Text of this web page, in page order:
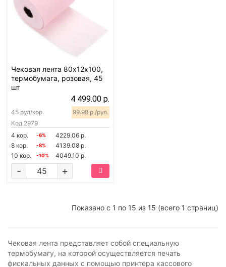
Чековая лента 80х12х100,
термобумага, розовая, 45
шт
4 499.00 р.
Код 2979
45 рул/кор. 99.98 р./рул.
4 кор. -6%
4229.06 р.
8 кор.
-8%
4139.08 р.
10 кор.
-10% 4049.10 р.
+
-
Показано с 1 по 15 из 15 (всего 1 страниц)
Чековая лента представляет собой специальную
термобумагу, на которой осуществляется печать
фискальных данных с помощью принтера кассового